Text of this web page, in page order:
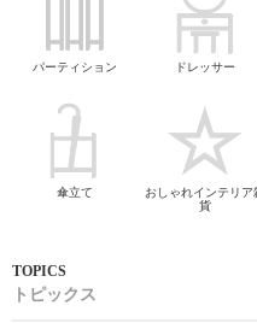
パーティション ドレッサー
傘立て
おしゃれインテリア
貨
トピックス